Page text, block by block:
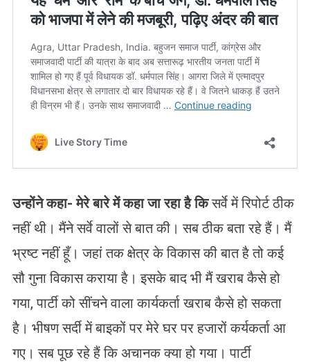
उन्होंने कहा- मेरे बारे में कहा जा रहा है किसर्वे में रिपोर्ट ठीक
नहीं थी। मैंने सर्वे वालों से बात की। सब ठीक बता रहे हैं। मैं
भ्रष्ट नहीं हूँ। जहां तक क्षेत्र के विकास की बात है तो कई
सौ गुना विकास कराया है। इसके बाद भी मैं खराब कैसे हो
गया, पार्टी को सींचने वाला कार्यकर्ता खराब कैसे हो सकता
है। भीषण सर्दी में बाइकों पर मेरे घर पर हजारों कर्यकर्ता आ
गए। सब पूछ रहे हैं कि अचानक क्या हो गया। पार्टी